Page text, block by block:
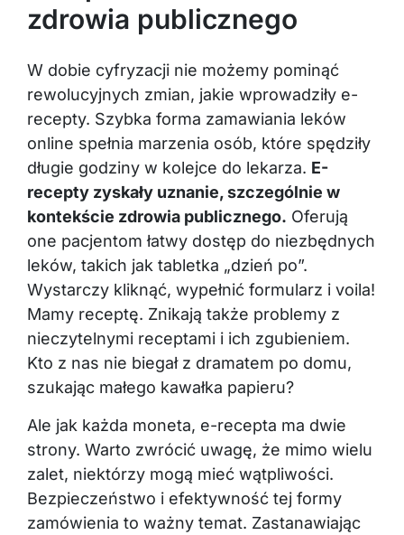
zdrowia publicznego
W dobie cyfryzacji nie możemy pominąć
rewolucyjnych zmian, jakie wprowadziły e-
recepty. Szybka forma zamawiania leków
online spełnia marzenia osób, które spędziły
długie godziny w kolejce do lekarza. E-
recepty zyskały uznanie, szczególnie w
kontekście zdrowia publicznego. Oferują
one pacjentom łatwy dostęp do niezbędnych
leków, takich jak tabletka „dzień po”.
Wystarczy kliknąć, wypełnić formularz i voila!
Mamy receptę. Znikają także problemy z
nieczytelnymi receptami i ich zgubieniem.
Kto z nas nie biegał z dramatem po domu,
szukając małego kawałka papieru?
Ale jak każda moneta, e-recepta ma dwie
strony. Warto zwrócić uwagę, że mimo wielu
zalet, niektórzy mogą mieć wątpliwości.
Bezpieczeństwo i efektywność tej formy
zamówienia to ważny temat. Zastanawiając